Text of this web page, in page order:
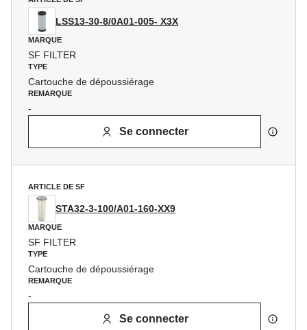
LSS13-30-8/0A01-005- X3X
MARQUE
SF FILTER
TYPE
Cartouche de dépoussiérage
REMARQUE
-
Se connecter
ARTICLE DE SF
STA32-3-100/A01-160-XX9
MARQUE
SF FILTER
TYPE
Cartouche de dépoussiérage
REMARQUE
-
Se connecter